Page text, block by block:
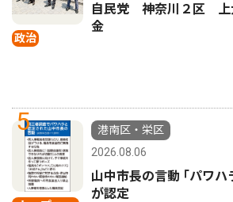
政治
自民党 神奈川２区 上
金
5
港南区・栄区
2026.08.06
山中市長の言動 ｢パワ
が認定